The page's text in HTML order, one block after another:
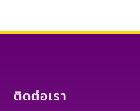
ติดต่อเรา